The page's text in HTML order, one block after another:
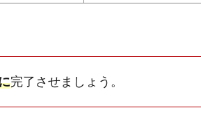
完了させましょう。